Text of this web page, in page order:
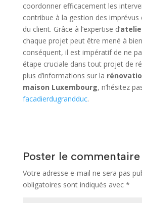
coordonner efficacement les
contribue à la gestion des
du client. Grâce à l’expertise d’
chaque projet peut être mené à
conséquent, il est impératif de ne
étape cruciale dans tout projet de
plus d’informations sur la
maison Luxembourg, n’hésitez
facadierdugrandduc.
Poster le commentaire
Votre adresse e-mail ne sera pas
obligatoires sont indiqués avec *